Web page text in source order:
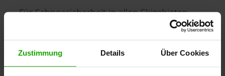
Zustimmung Details Über Cookies
Für Schneesicherheit in allen Skigebieten
anrückenden Adria-Tiefs. Und wo die Natur
zu sparsam ist, hilft modernste Technik nach:
Kärntens Pisten garantieren von November